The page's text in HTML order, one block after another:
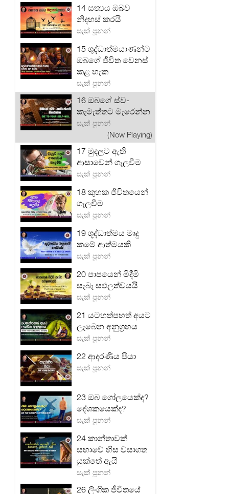
14 සත්‍යය ඔබව
නිදහස් කරයි
සැක් පූනන්
15 ශුද්ධාත්මයාණන්ට
ඔබගේ ජීවිත වෙනස්
කළ හැක
සැක් පූනන්
16 ඔබගේ ස්ව-
කැමැත්තට මැරෙන්න
සැක් පූනන්
(Now Playing)
17 මුදලට ඇති
ආසාවෙන් ගැලවීම
සැක් පූනන්
18 කුහක ජීවිතයෙන්
ගැලවීම
සැක් පූනන්
19 ශූද්ධාත්මය මෘදු
කමේ ආත්මයකි
සැක් පූනන්
20 පාපයෙන් මිදීමි
සැබෑ සඵලත්වයයි
සැක් පූනන්
21 යටහත්පහත් අයට
ලැබෙන අනුග්‍රහය
සැක් පූනන්
22 ආදරණීය පියා
සැක් පූනන්
23 ඔබ ගෝලයෙක්ද?
දේශකයෙක්ද?
සැක් පූනන්
24 කාන්තාවක්
සභාවේ හිස වසාගත
යුක්තේ ඇයි
සැක් පූනන්
26 ලිංගික ජීවිතයේ